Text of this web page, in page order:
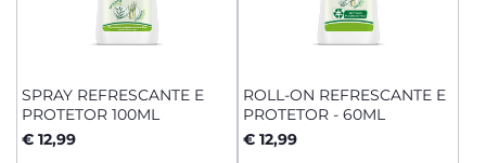
SPRAY REFRESCANTE E
PROTETOR 100ML
€ 12,99
ROLL-ON REFRESCANTE E
PROTETOR - 60ML
€ 12,99